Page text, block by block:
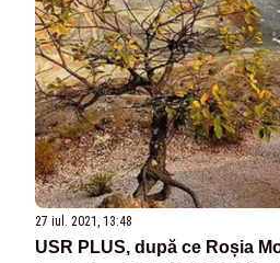
27 iul. 2021, 13:48
USR PLUS, după ce Roșia